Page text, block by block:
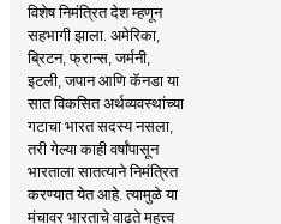
विशेष निमंत्रित देश म्हणून
सहभागी झाला. अमेरिका,
ब्रिटन, फ्रान्स, जर्मनी,
इटली, जपान आणि कॅनडा या
सात विकसित अर्थव्यवस्थांच्या
गटाचा भारत सदस्य नसला,
तरी गेल्या काही वर्षांपासून
भारताला सातत्याने निमंत्रित
करण्यात येत आहे. त्यामुळे या
मंचावर भारताचे वाढते महत्त्व